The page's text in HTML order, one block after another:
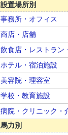
設置場所別
事務所・オフィス
商店・店舗
飲食店・レストラン
ホテル・宿泊施設
美容院・理容室
学校・教育施設
病院・クリニック・
馬力別